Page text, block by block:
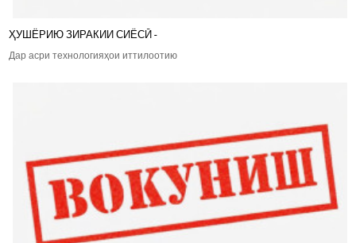
ҲУШЁРИЮ ЗИРАКИИ СИЁСӢ -
Дар асри технологияҳои иттилоотию